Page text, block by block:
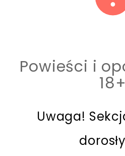
Powieści i
18+
Uwaga!